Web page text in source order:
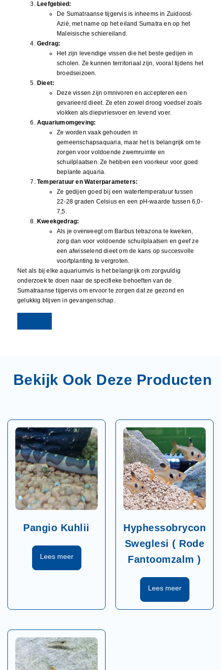
Leefgebied:
De Sumatraanse tijgervis is inheems in Zuidoost-
Azië, met name op het eiland Sumatra en op het
Maleisische schiereiland.
Gedrag:
Het zijn levendige vissen die het beste gedijen in
scholen. Ze kunnen territoriaal zijn, vooral tijdens het
broedseizoen.
Dieet:
Deze vissen zijn omnivoren en accepteren een
gevarieerd dieet. Ze eten zowel droog voedsel zoals
vlokken als diepvriesvoer en levend voer.
Aquariumomgeving:
Ze worden vaak gehouden in
gemeenschapsaquaria, maar het is belangrijk om te
zorgen voor voldoende zwemruimte en
schuilplaatsen. Ze hebben een voorkeur voor goed
beplante aquaria.
Temperatuur en Waterparameters:
Ze gedijen goed bij een watertemperatuur tussen
22-28 graden Celsius en een pH-waarde tussen 6,0-
7,5.
Kweekgedrag:
Als je overweegt om Barbus tetrazona te kweken,
zorg dan voor voldoende schuilplaatsen en geef ze
een afwisselend dieet om de kans op succesvolle
voortplanting te vergroten.
Net als bij elke aquariumvis is het belangrijk om zorgvuldig
onderzoek te doen naar de specifieke behoeften van de
Sumatraanse tijgervis om ervoor te zorgen dat ze gezond en
gelukkig blijven in gevangenschap.
Pangio Kuhlii
Hyphessobrycon
Sweglesi ( Rode
Fantoomzalm )